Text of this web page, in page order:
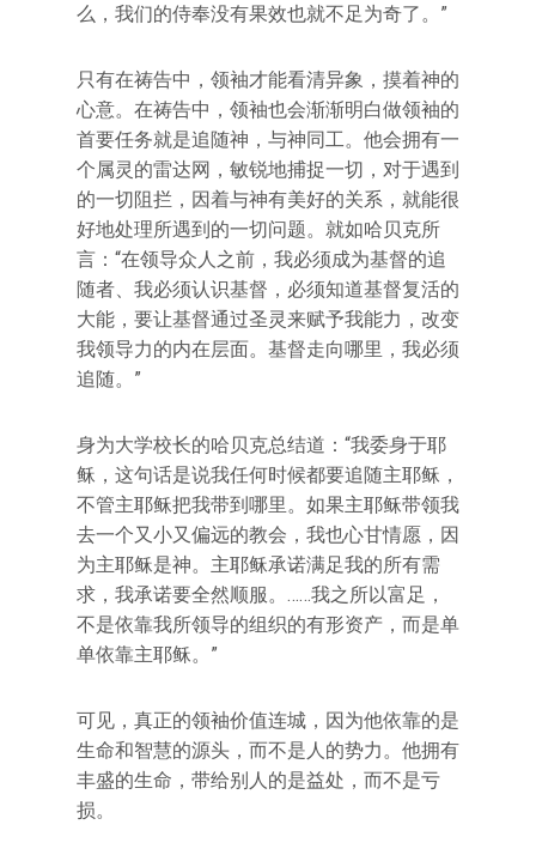
么，我们的侍奉没有果效也就不足为奇了。”
只有在祷告中，领袖才能看清异象，摸着神的
心意。在祷告中，领袖也会渐渐明白做领袖的
首要任务就是追随神，与神同工。他会拥有一
个属灵的雷达网，敏锐地捕捉一切，对于遇到
的一切阻拦，因着与神有美好的关系，就能很
好地处理所遇到的一切问题。就如哈贝克所
言：“在领导众人之前，我必须成为基督的追
随者、我必须认识基督，必须知道基督复活的
大能，要让基督通过圣灵来赋予我能力，改变
我领导力的内在层面。基督走向哪里，我必须
追随。”
身为大学校长的哈贝克总结道：“我委身于耶
稣，这句话是说我任何时候都要追随主耶稣，
不管主耶稣把我带到哪里。如果主耶稣带领我
去一个又小又偏远的教会，我也心甘情愿，因
为主耶稣是神。主耶稣承诺满足我的所有需
求，我承诺要全然顺服。……我之所以富足，
不是依靠我所领导的组织的有形资产，而是单
单依靠主耶稣。”
可见，真正的领袖价值连城，因为他依靠的是
生命和智慧的源头，而不是人的势力。他拥有
丰盛的生命，带给别人的是益处，而不是亏
损。